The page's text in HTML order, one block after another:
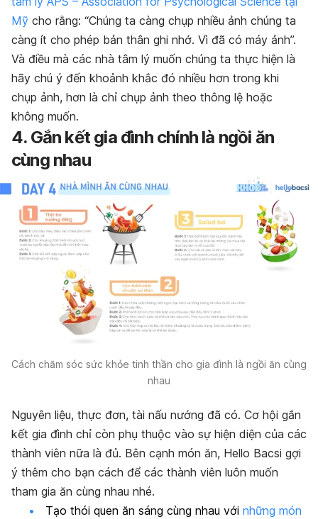
Mỹ cho rằng: “Chúng ta càng chụp nhiều ảnh chúng ta
càng ít cho phép bản thân ghi nhớ. Vì đã có máy ảnh”.
Và điều mà các nhà tâm lý muốn chúng ta thực hiện là
hãy chú ý đến khoảnh khắc đó nhiều hơn trong khi
chụp ảnh, hơn là chỉ chụp ảnh theo thông lệ hoặc
không muốn.
4. Gắn kết gia đình chính là ngồi ăn
cùng nhau
Cách chăm sóc sức khỏe tinh thần cho gia đình là ngồi ăn cùng
nhau
Nguyên liệu, thực đơn, tài nấu nướng đã có. Cơ hội gắn
kết gia đình chỉ còn phụ thuộc vào sự hiện diện của các
thành viên nữa là đủ. Bên cạnh món ăn, Hello Bacsi gợi
ý thêm cho bạn cách để các thành viên luôn muốn
tham gia ăn cùng nhau nhé.
Tạo thói quen ăn sáng cùng nhau với những món